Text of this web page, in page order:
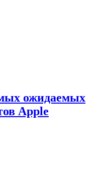
ожидаемых
Apple